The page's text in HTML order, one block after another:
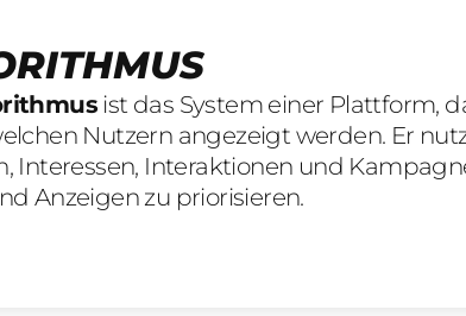
ist das System einer Plattform,
Nutzern angezeigt werden. Er
Interessen, Interaktionen und
Anzeigen zu priorisieren.